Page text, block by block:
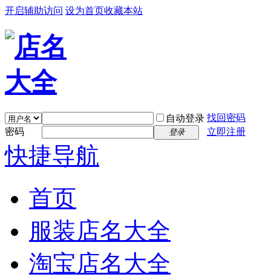
开启辅助访问 设为首页收藏本站
自动登录 找回密码
密码
登录 立即注册
快捷导航
首页
服装店名大全
淘宝店名大全